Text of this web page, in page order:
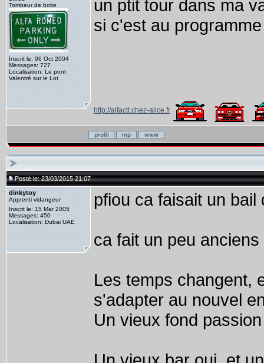
Tombeur de boite
Inscrit le: 06 Oct 2004
Messages: 727
Localisation: Le pont
Valentré sur le Lot
un ptit tour dans ma
si c'est au
http://alfactt.chez-alice.fr
Posté le: 23/03/2015 21:07
dinkytoy
Apprenti vidangeur
Inscrit le: 15 Mar 2005
Messages: 450
Localisation: Dubai UAE
pfiou ca faisait un
ca fait un peu
Les temps changent,
s'adapter au nouvel
Un vieux fond